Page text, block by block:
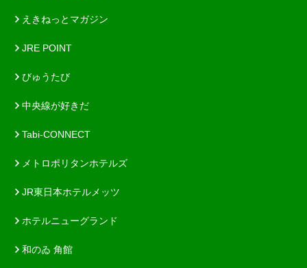
えきねっとマガジン
JRE POINT
びゅうたび
中央線が好きだ
Tabi-CONNECT
メトロポリタンホテルズ
JR東日本ホテルメッツ
ホテルニューグランド
和のゐ 角館